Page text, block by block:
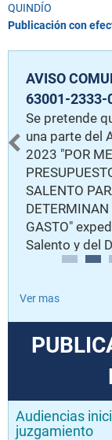
QUINDÍO
Publicación con
AVISO
63001-2333-
Se pretende
una parte del
2023 "POR
SALENTO
DETERMINAN
GASTO"
Salento y del
2023 "POR
SALENTO
CLASIFICA
Ver mas
Audiencias
juzgamiento